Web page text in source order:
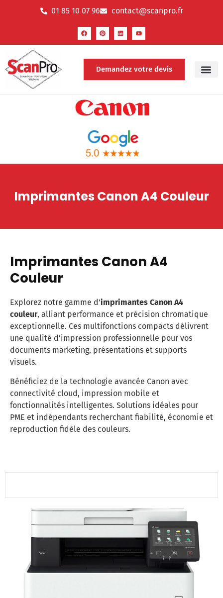
01 85 10 07 96 contact@scanpro.fr
Demandez votre devis
Imprimantes Canon A4 Couleur
Imprimantes Canon A4
Couleur
Explorez notre gamme d’imprimantes Canon A4
couleur, alliant performance et précision chromatique
exceptionnelle. Ces multifonctions compacts délivrent
une qualité d’impression professionnelle pour vos
documents marketing, présentations et supports
visuels.
Bénéficiez de la technologie avancée Canon avec
connectivité cloud, impression mobile et
fonctionnalités intelligentes. Solutions idéales pour
PME et indépendants recherchant fiabilité, économie et
reproduction fidèle des couleurs.